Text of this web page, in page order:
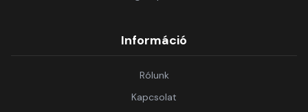
Információ
Rólunk
Kapcsolat